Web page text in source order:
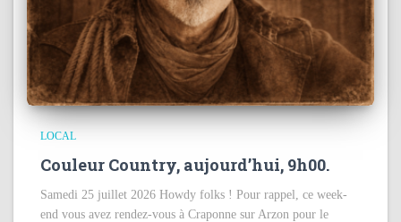
LOCAL
Couleur Country, aujourd’hui, 9h00.
Samedi 25 juillet 2026 Howdy folks ! Pour rappel, ce week-
end vous avez rendez-vous à Craponne sur Arzon pour le